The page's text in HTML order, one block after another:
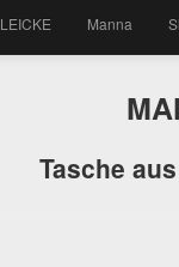
LEICKE Manna
Tasche